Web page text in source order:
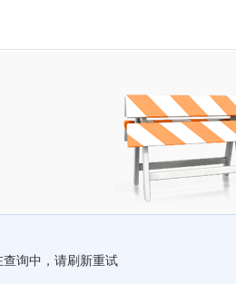
查询中，请刷新重试